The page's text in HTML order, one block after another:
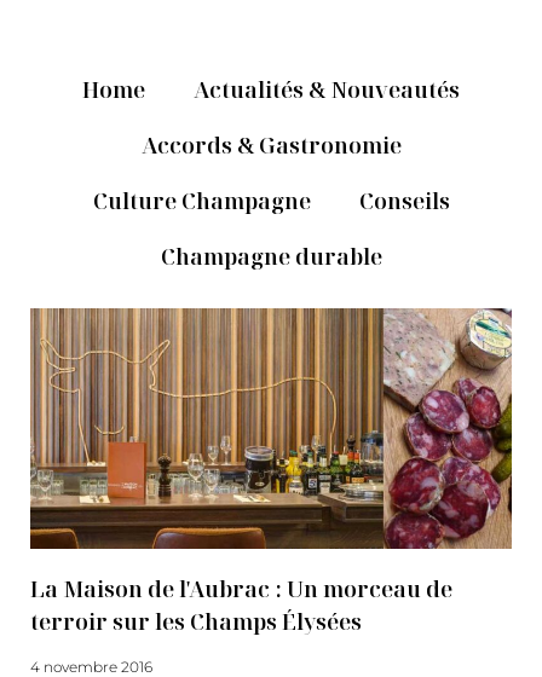
Home
Actualités & Nouveautés
Accords & Gastronomie
Culture Champagne
Conseils
Champagne durable
La Maison de l'Aubrac : Un morceau de
terroir sur les Champs Élysées
4 novembre 2016